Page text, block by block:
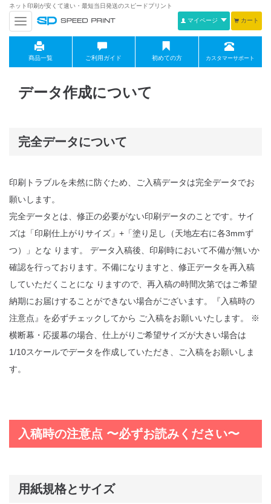
navigation
ネット印刷が安くて速い・最短当日発送のスピードプリント
マイページ カート
商品一覧 ご利用ガイド 初めての方 カスタマーサポート
データ作成について
完全データについて
印刷トラブルを未然に防ぐため、ご入稿データは完全データでお
願いします。
完全データとは、修正の必要がない印刷データのことです。サイ
ズは「印刷仕上がりサイズ」+「塗り足し（天地左右に各3mmず
つ）」とな ります。 データ入稿後、印刷時において不備が無いか
確認を行っております。不備になりますと、修正データを再入稿
していただくことにな りますので、再入稿の時間次第ではご希望
納期にお届けすることができない場合がございます。『入稿時の
注意点』を必ずチェックしてから ご入稿をお願いいたします。 ※
横断幕・応援幕の場合、仕上がりご希望サイズが大きい場合は
1/10スケールでデータを作成していただき、ご入稿をお願いしま
す。
入稿時の注意点 〜必ずお読みください〜
用紙規格とサイズ